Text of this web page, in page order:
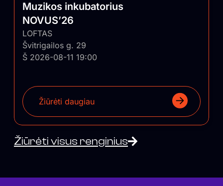
Muzikos inkubatorius
NOVUS’26
LOFTAS
Švitrigailos g. 29
Š 2026-08-11 19:00
Žiūrėti daugiau
Žiūrėti visus renginius